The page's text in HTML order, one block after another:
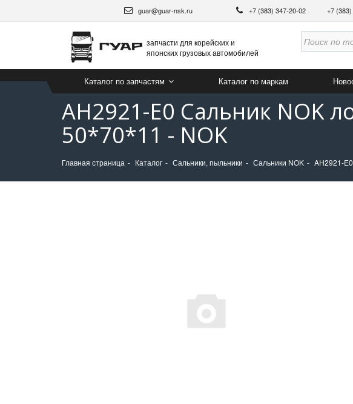
guar@guar-nsk.ru +7 (383) 347-20-02 +7
запчасти для корейских и
японских грузовых автомобилей
Каталог по запчастям Каталог по маркам
AH2921-E0 Сальник NOK
50*70*11 - NOK
Главная страница Каталог Сальники, пыльники Сальники NOK AH2921-